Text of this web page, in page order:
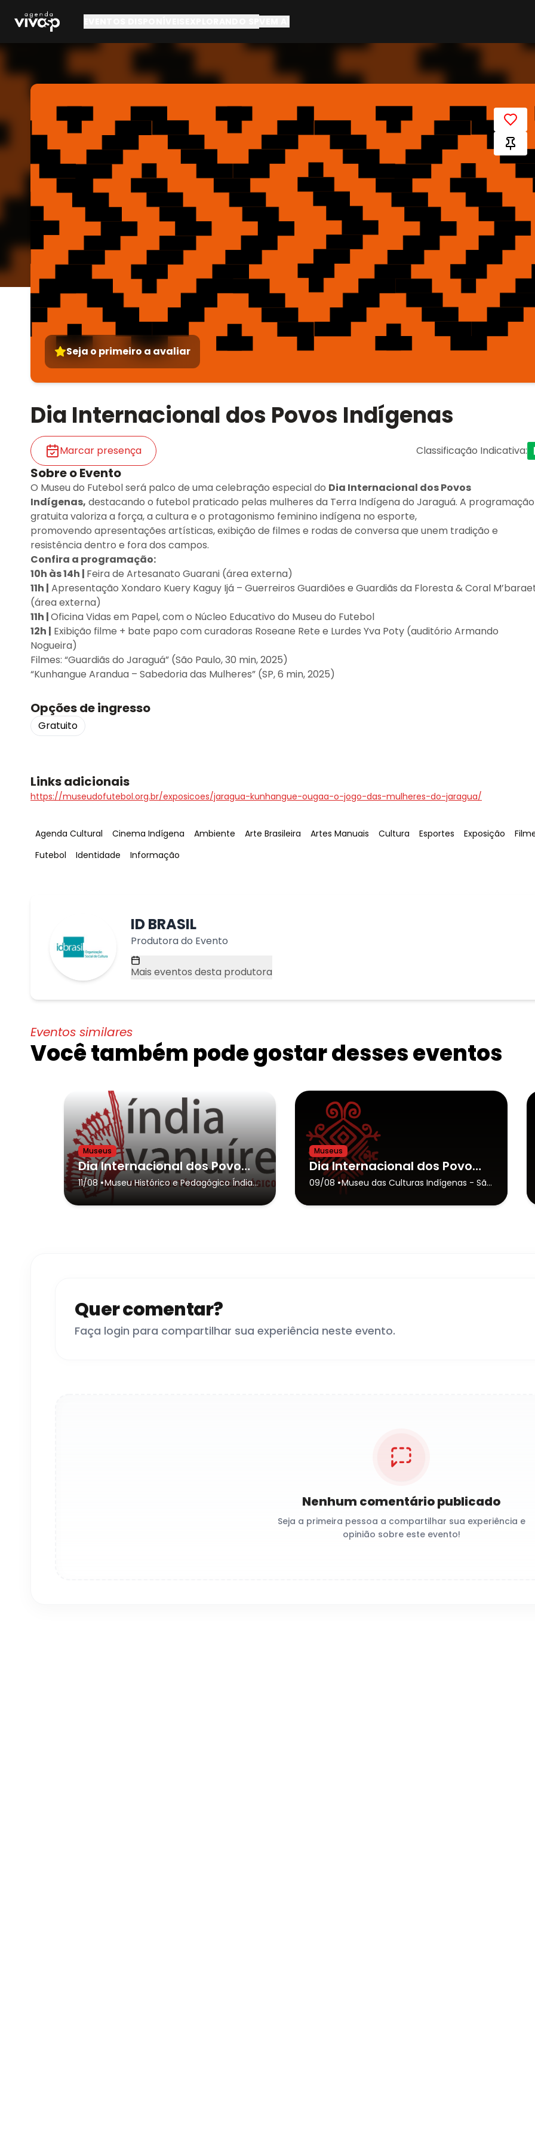
Seja o primeiro a avaliar
Dia Internacional dos Povos Indígenas
Marcar presença Classificação Indicativa:
Sobre o Evento
O Museu do Futebol será palco de uma celebração especial do Dia Internacional dos Povos
Indígenas, destacando o futebol praticado pelas mulheres da Terra Indígena do Jaraguá. A programação
gratuita valoriza a força, a cultura e o protagonismo feminino indígena no esporte,
promovendo apresentações artísticas, exibição de filmes e rodas de conversa que unem tradição e
resistência dentro e fora dos campos.
Confira a programação:
10h às 14h | Feira de Artesanato Guarani (área externa)
11h | Apresentação Xondaro Kuery Kaguy Ijá – Guerreiros Guardiões e Guardiãs da Floresta & Coral
(área externa)
11h |Oficina Vidas em Papel, com o Núcleo Educativo do Museu do Futebol
12h | Exibição filme + bate papo com curadoras Roseane Rete e Lurdes Yva Poty (auditório Armando
Nogueira)
Filmes: “Guardiãs do Jaraguá” (São Paulo, 30 min, 2025)
“Kunhangue Arandua – Sabedoria das Mulheres” (SP, 6 min, 2025)
Opções de ingresso
Gratuito
Links adicionais
https://museudofutebol.org.br/exposicoes/jaragua-kunhangue-ougaa-o-jogo-das-mulheres-do-jaragua/
Tag:
Agenda Cultural Tag:
Cinema Indígena Tag:
Ambiente Tag:
Arte Brasileira Tag:
Artes Manuais Tag:
Cultura Tag:
Esportes Tag:
Exposição Tag:
Tag:
Futebol Tag:
Identidade Tag:
Informação
ID BRASIL
Produtora do Evento
Mais eventos desta produtora
Eventos similares
Você também pode gostar desses eventos
Museus
Dia Internacional dos Povos Indígenas - “Saberes Ancestrais: Plantas Medicinais e Cultura Indígena”
11/08 •Museu Histórico e Pedagógico Índia
Museus
Dia Internacional dos Povos Indígenas | Com Comitiva Pey Kawa
09/08 •Museu das Culturas Indígenas - São
Quer comentar?
Faça login para compartilhar sua experiência neste evento.
Nenhum comentário publicado
Seja a primeira pessoa a compartilhar sua experiência e
opinião sobre este evento!